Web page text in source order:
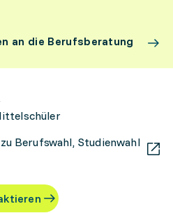
an die Berufsberatung
Berufswahl, Studienwahl